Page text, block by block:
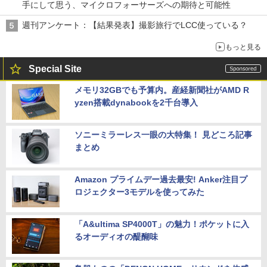
手にして思う、マイクロフォーサーズへの期待と可能性
週刊アンケート：【結果発表】撮影旅行でLCC使っている？
もっと見る
Special Site
メモリ32GBでも予算内。産経新聞社がAMD R
yzen搭載dynabookを2千台導入
ソニーミラーレス一眼の大特集！ 見どころ記事
まとめ
Amazon プライムデー過去最安! Anker注目プ
ロジェクター3モデルを使ってみた
「A&ultima SP4000T」の魅力！ポケットに入
るオーディオの醍醐味